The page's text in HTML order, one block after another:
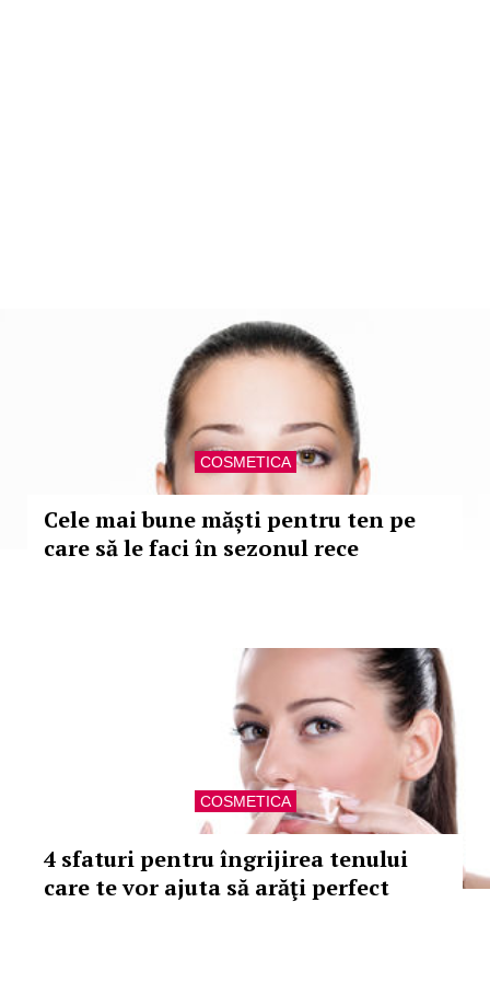
COSMETICA
Cele mai bune măști pentru ten pe
care să le faci în sezonul rece
COSMETICA
4 sfaturi pentru îngrijirea tenului
care te vor ajuta să arăţi perfect